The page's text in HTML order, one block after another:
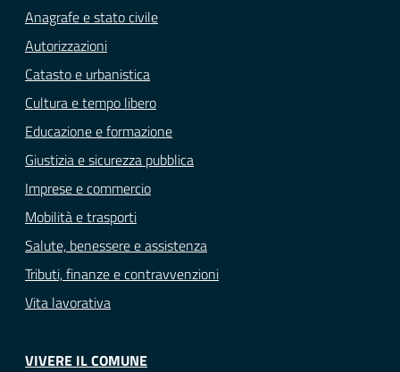
Anagrafe e stato civile
Autorizzazioni
Catasto e urbanistica
Cultura e tempo libero
Educazione e formazione
Giustizia e sicurezza pubblica
Imprese e commercio
Mobilità e trasporti
Salute, benessere e assistenza
Tributi, finanze e contravvenzioni
Vita lavorativa
VIVERE IL COMUNE